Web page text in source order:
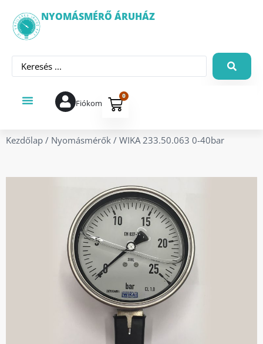
NYOMÁSMÉRŐ ÁRUHÁZ
Fiókom
0
Kezdőlap / Nyomásmérők / WIKA 233.50.063 0-40bar